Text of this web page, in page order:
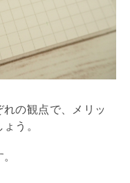
の観点で、メリッ
う。